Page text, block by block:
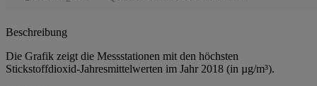
Beschreibung
Die Grafik zeigt die Messstationen mit den höchsten
Stickstoffdioxid-Jahresmittelwerten im Jahr 2018 (in µg/m³).